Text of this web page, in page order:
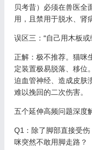
贝考昔）必须在兽医全
用，且禁用于脱水、肾
误区三：“自己用木板
正解：极不推荐。猫咪
定装置极易脱落、移位
迫血管神经、造成皮肤
难以挽回的二次伤害。
五个延伸高频问题深度
Q1：除了脚部直接受
咪突然不敢用脚走路？